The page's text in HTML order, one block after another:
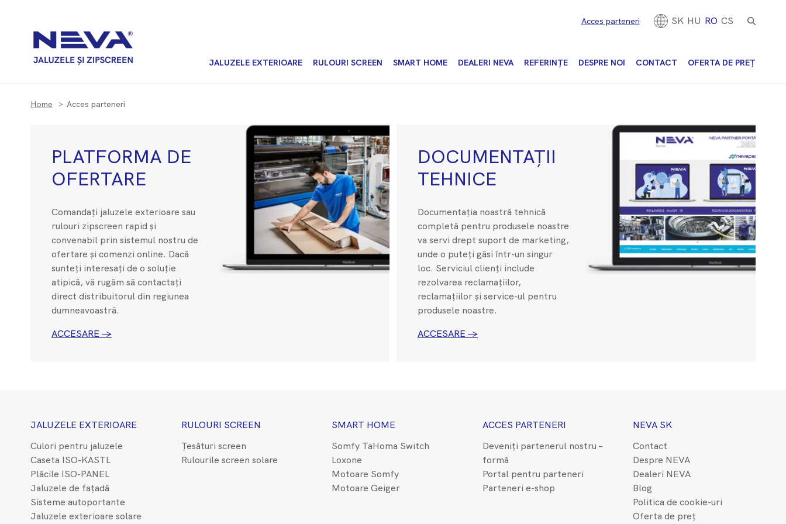
Acces parteneri SK HU RO CS
JALUZELE EXTERIOARE RULOURI SCREEN SMART HOME DEALERI NEVA REFERINȚE DESPRE NOI CONTACT OFERTA DE PREȚ
Home Acces parteneri
PLATFORMA DE
OFERTARE
Comandați jaluzele exterioare sau
rulouri zipscreen rapid și
convenabil prin sistemul nostru de
ofertare și comenzi online. Dacă
sunteți interesați de o soluție
atipică, vă rugăm să contactați
direct distribuitorul din regiunea
dumneavoastră.
ACCESARE →
DOCUMENTAȚII
TEHNICE
Documentația noastră tehnică
completă pentru produsele noastre
va servi drept suport de marketing,
unde o puteți găsi într-un singur
loc. Serviciul clienți include
rezolvarea reclamațiilor,
reclamațiilor și service-ul pentru
produsele noastre.
ACCESARE →
JALUZELE EXTERIOARE
Culori pentru jaluzele
Caseta ISO-KASTL
Plăcile ISO-PANEL
Jaluzele de fațadă
Sisteme autoportante
Jaluzele exterioare solare
RULOURI SCREEN
Țesături screen
Rulourile screen solare
SMART HOME
Somfy TaHoma Switch
Loxone
Motoare Somfy
Motoare Geiger
ACCES PARTENERI
Deveniți partenerul nostru –
formă
Portal pentru parteneri
Parteneri e-shop
NEVA SK
Contact
Despre NEVA
Dealeri NEVA
Blog
Politica de cookie-uri
Oferta de preț